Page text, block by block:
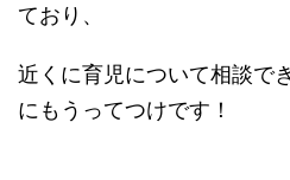
ており、
近くに育児について相談で
にもうってつけです！